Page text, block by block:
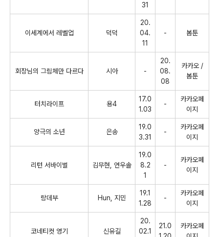
31
이세계에서 레벨업 덕덕
20.
04.
11
- 봄툰
회장님의 그림체만 다르다 시아 -
20.
08.
08
카카오 /
봄툰
터치라이프 용4
17.0
1.03
-
카카오페
이지
양극의 소년 은송
19.0
3.31
-
카카오페
이지
리턴 서바이벌 김무현 연우솔
19.0
8.2
1
-
카카오페
이지
랑데부 Hun, 지민
19.1
1.28
-
카카오페
이지
코네티컷 영기 신유길
20.
02.1
21.0
카카오페